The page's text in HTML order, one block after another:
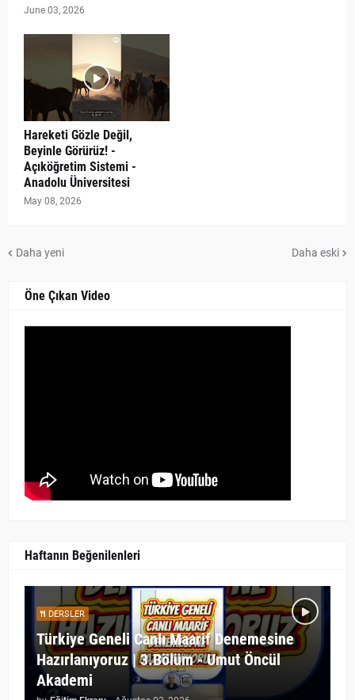
June 03, 2026
Hareketi Gözle Değil,
Beyinle Görürüz! -
Açıköğretim Sistemi -
Anadolu Üniversitesi
May 08, 2026
Daha yeni Daha eski
Öne Çıkan Video
Haftanın Beğenilenleri
DERSLER
Türkiye Geneli Canlı Maarif Denemesine
Hazırlanıyoruz | 3.Bölüm - Umut Öncül
Akademi